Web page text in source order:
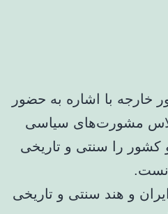
خارجه با اشاره به حضور
مشورت‌های سیاسی
کشور را سنتی و تاریخی